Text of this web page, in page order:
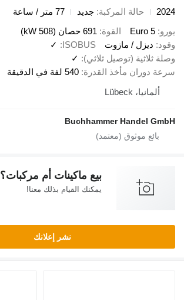
2024
حالة المركبة جديد
77 متر / ساعة
يورو Euro 5 القوة 691 حصان (508 kW)
وقود ديزل / مازوت ISOBUS
✓
وصلة ثلاثية (توصيل ثلاثي)
✓
سرعة دوران مأخذ القدرة 540 لفة في الدقيقة
ألمانيا، Lübeck
Buchhammer Handel GmbH
بيع ماكينات أم مركبات؟
يمكنك القيام بذلك معنا!
نشر إعلانك